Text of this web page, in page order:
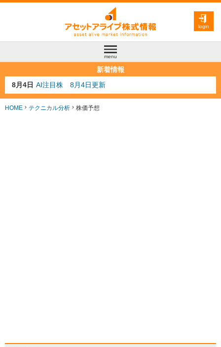
login
menu
新着情報
8月3日 人気業種注目株 8月3日更新
8月2日 金融注目株 8月2日更新
7月29日 日経225シグナル点灯
HOME テクニカル分析 株価予想